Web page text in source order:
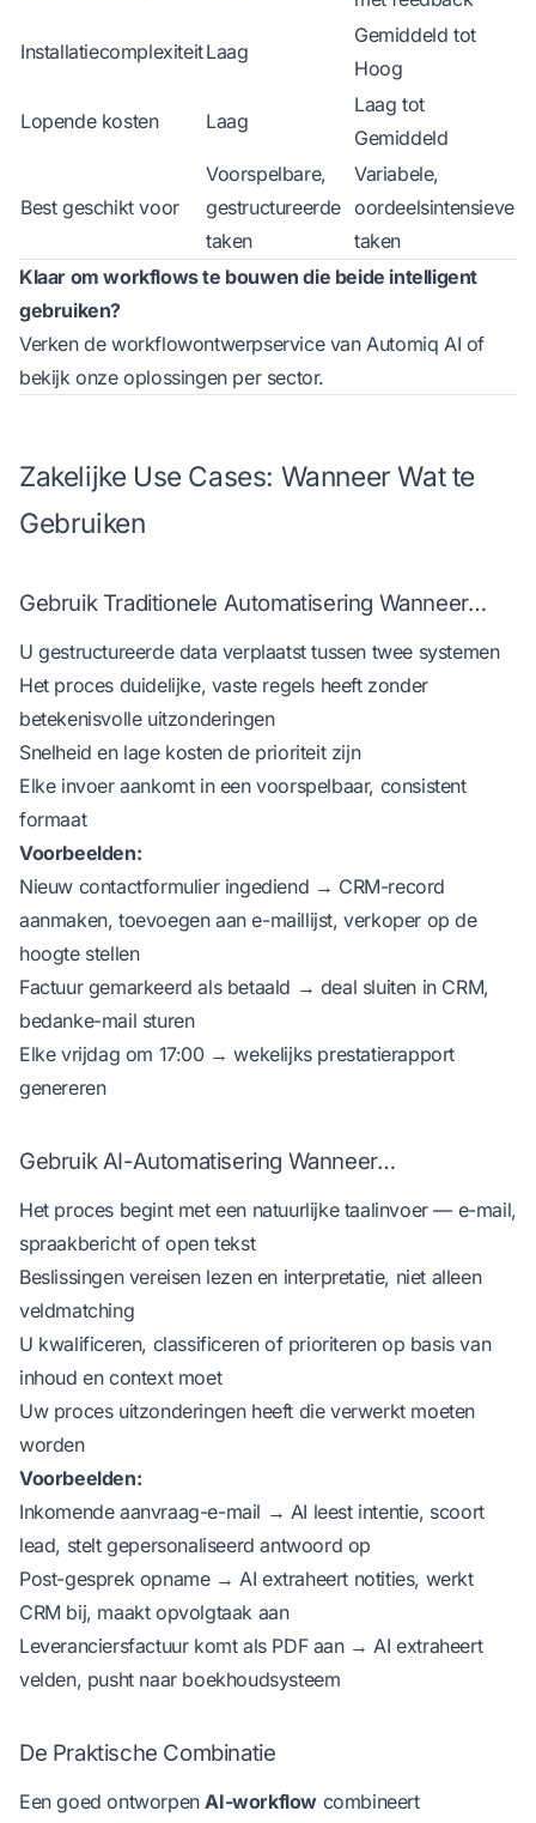
InstallatiecomplexiteitLaag
Gemiddeld tot
Hoog
Lopende kosten Laag
Laag tot
Gemiddeld
Best geschikt voor
Voorspelbare,
gestructureerde
taken
Variabele,
oordeelsintensieve
taken
Klaar om workflows te bouwen die beide intelligent
gebruiken?
Verken de workflowontwerpservice van Automiq AI of
bekijk onze oplossingen per sector.
Zakelijke Use Cases: Wanneer Wat te
Gebruiken
Gebruik Traditionele Automatisering Wanneer…
U gestructureerde data verplaatst tussen twee systemen
Het proces duidelijke, vaste regels heeft zonder
betekenisvolle uitzonderingen
Snelheid en lage kosten de prioriteit zijn
Elke invoer aankomt in een voorspelbaar, consistent
formaat
Voorbeelden:
Nieuw contactformulier ingediend → CRM-record
aanmaken, toevoegen aan e-maillijst, verkoper op de
hoogte stellen
Factuur gemarkeerd als betaald → deal sluiten in CRM,
bedanke-mail sturen
Elke vrijdag om 17:00 → wekelijks prestatierapport
genereren
Gebruik AI-Automatisering Wanneer…
Het proces begint met een natuurlijke taalinvoer — e-mail,
spraakbericht of open tekst
Beslissingen vereisen lezen en interpretatie, niet alleen
veldmatching
U kwalificeren, classificeren of prioriteren op basis van
inhoud en context moet
Uw proces uitzonderingen heeft die verwerkt moeten
worden
Voorbeelden:
Inkomende aanvraag-e-mail → AI leest intentie, scoort
lead, stelt gepersonaliseerd antwoord op
Post-gesprek opname → AI extraheert notities, werkt
CRM bij, maakt opvolgtaak aan
Leveranciersfactuur komt als PDF aan → AI extraheert
velden, pusht naar boekhoudsysteem
De Praktische Combinatie
Een goed ontworpenAI-workflow combineert